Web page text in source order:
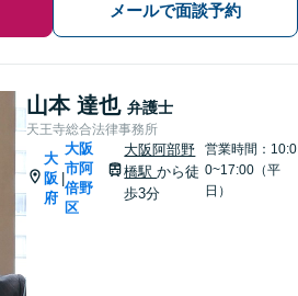
メールで面談予約
山本 達也 弁護士
天王寺総合法律事務所
大
阪
府
大阪
市阿
倍野
区
大阪阿部野
橋駅から徒
歩3分
営業時間：10:0
0~17:00（平
日）